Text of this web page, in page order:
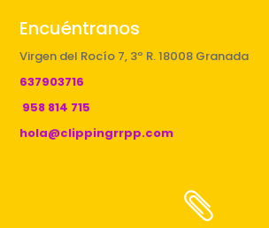
Encuéntranos
Virgen del Rocío 7, 3º R. 18008 Granada
637903716
958 814 715
hola@clippingrrpp.com
